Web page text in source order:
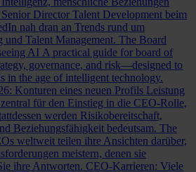
Director Talent Development beim
nah dran an Trends rund um
und Talent Management. The Board
AI A practical guide for board of
governance, and risk—designed to
in the age of intelligent technology.
Konturen eines neuen Profils Leistung
für den Einstieg in die CEO-Rolle,
werden Risikobereitschaft,
Beziehungsfähigkeit bedeutsam. The
weltweit teilen ihre Ansichten darüber,
meistern, denen sie
ihre Antworten. CEO-Karrieren: Viele